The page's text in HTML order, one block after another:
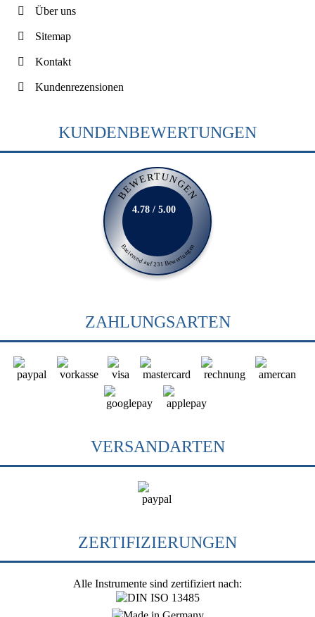
Über uns
Sitemap
Kontakt
Kundenrezensionen
KUNDENBEWERTUNGEN
BEWERTUNGEN
Basierend auf 231 Bewertungen
4.78 / 5.00
ZAHLUNGSARTEN
VERSANDARTEN
ZERTIFIZIERUNGEN
Alle Instrumente sind zertifiziert nach: